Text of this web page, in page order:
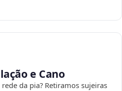
e Cano
da pia? Retiramos sujeiras